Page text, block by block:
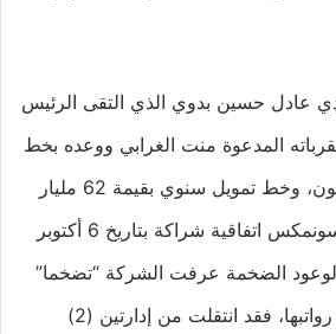
عادل حسين بدوي الذي التقى الرئيس
المدعوة منت الغرابي ووعده بخط
تمويل يصل إلى 50 مليون، وخط تمويل سنوي بقيمة 62 مليار
أوقية، ووقع بدوي مع سونمكس اتفاقية شراكة بتاريخ 6 أكتوبر
الوعود الضخمة عرفت الشركة “تضخما”
في بنيتها الإدارية، وفي رواتبها، فقد انتقلت من إدارتين (2)